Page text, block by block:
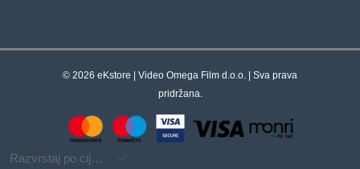
© 2026 eKstore | Video Omega Film d.o.o. | Sva prava
pridržana.